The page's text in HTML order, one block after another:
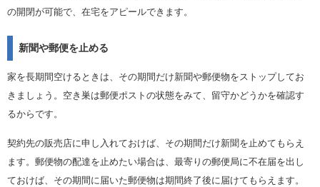
の開閉が可能で、在宅をアピールできます。
新聞や郵便を止める
家を長期間空けるときは、その期間だけ新聞や郵便物をストップしてお
きましょう。空き巣は郵便ポストの状態をみて、留守かどうかを確認す
るからです。
契約先の販売店に申し入れておけば、その期間だけ新聞を止めてもらえ
ます。郵便物の配達を止めたい場合は、最寄りの郵便局に不在届を出し
ておけば、その期間に届いた郵便物は期間終了後に届けてもらえます。